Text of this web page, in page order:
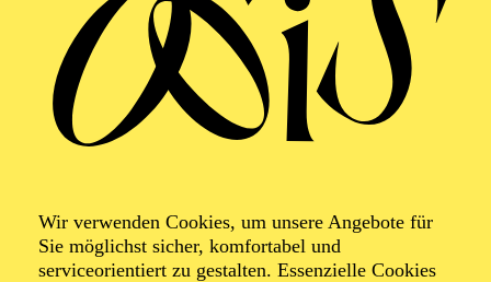
Wir verwenden Cookies, um unsere Angebote für
Sie möglichst sicher, komfortabel und
serviceorientiert zu gestalten. Essenzielle Cookies
Igor Levits